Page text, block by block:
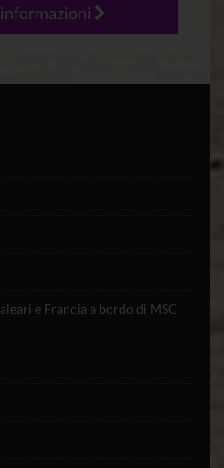
e Francia a bordo di MSC